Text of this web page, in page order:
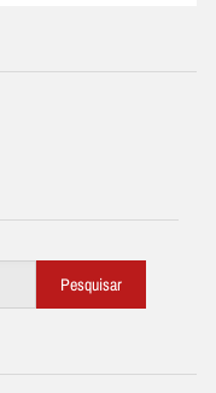
Pesquisar